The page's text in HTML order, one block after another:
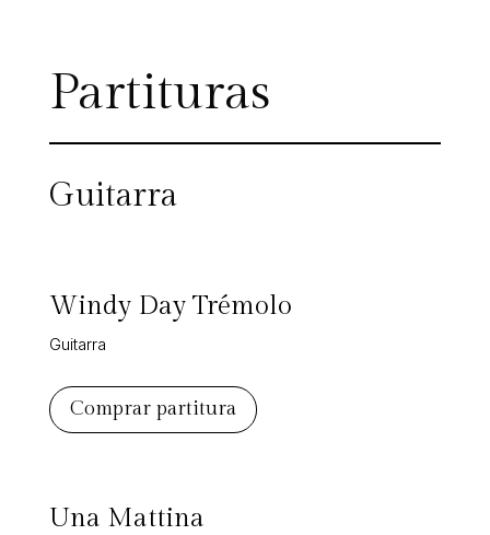
Partituras
Guitarra
Windy Day Trémolo
Guitarra
Comprar partitura
Una Mattina